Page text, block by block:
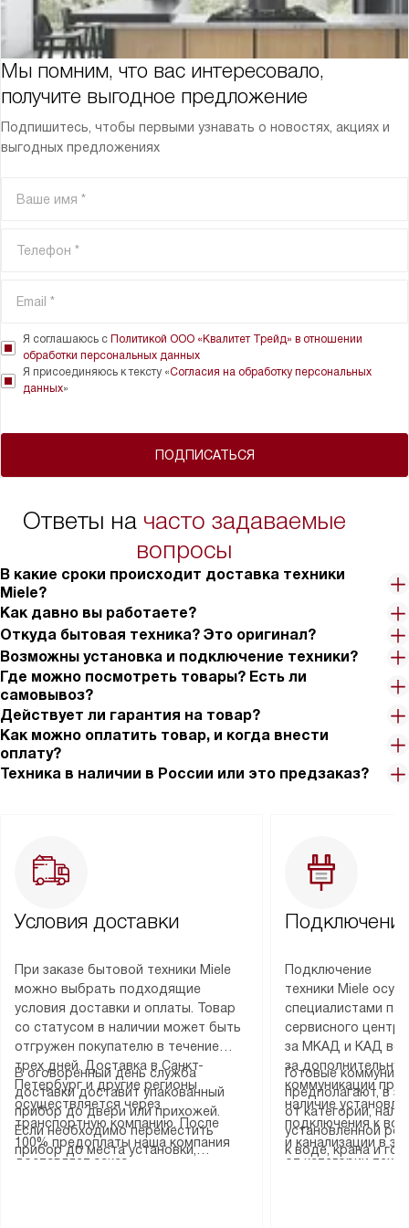
Мы помним, что вас интересовало,
получите выгодное предложение
Подпишитесь, чтобы первыми узнавать о новостях, акциях и
выгодных предложениях
ПОДПИСАТЬСЯ
Я соглашаюсь с Политикой ООО «Квалитет Трейд» в отношении
обработки персональных данных
Я присоединяюсь к тексту «Согласия на обработку персональных
данных»
Ответы на часто задаваемые
вопросы
В какие сроки происходит доставка техники
Miele?
Как давно вы работаете?
Откуда бытовая техника? Это оригинал?
Возможны установка и подключение техники?
Где можно посмотреть товары? Есть ли
самовывоз?
Действует ли гарантия на товар?
Как можно оплатить товар, и когда внести
оплату?
Техника в наличии в России или это предзаказ?
Условия доставки
При заказе бытовой техники Miele
можно выбрать подходящие
условия доставки и оплаты. Товар
со статусом в наличии может быть
отгружен покупателю в течение
трех дней. Доставка в Санкт-
Петербург и другие регионы
осуществляется через
транспортную компанию. После
100% предоплаты наша компания
доставляет заказ
В оговоренный день служба
доставки доставит упакованный
прибор до двери или прихожей.
Если необходимо переместить
прибор до места установки,
Подключение
техники Miele
специалистами
сервисного
за МКАД и КАД
за
коммуникации
наличие
подключения к
и канализации в
от категории
Готовые
предполагают, в
от категории,
установленной
к воде, крана и